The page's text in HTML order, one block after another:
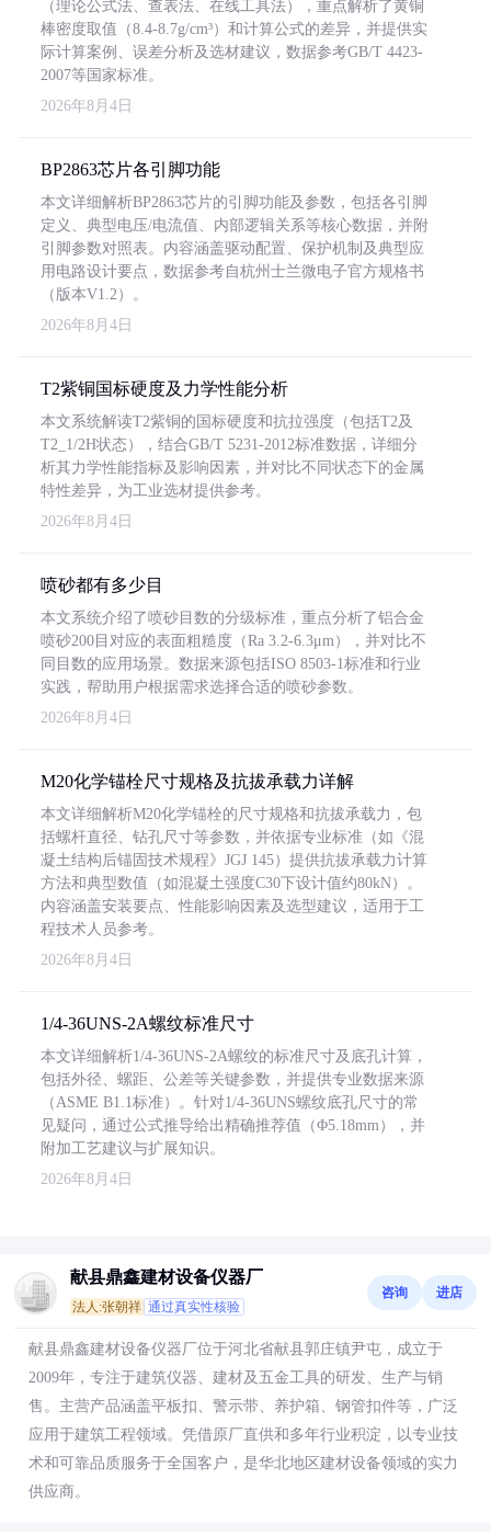
（理论公式法、查表法、在线工具法），重点解析了黄铜
棒密度取值（8.4-8.7g/cm³）和计算公式的差异，并提供实
际计算案例、误差分析及选材建议，数据参考GB/T 4423-
2007等国家标准。
2026年8月4日
BP2863芯片各引脚功能
本文详细解析BP2863芯片的引脚功能及参数，包括各引脚
定义、典型电压/电流值、内部逻辑关系等核心数据，并附
引脚参数对照表。内容涵盖驱动配置、保护机制及典型应
用电路设计要点，数据参考自杭州士兰微电子官方规格书
（版本V1.2）。
2026年8月4日
T2紫铜国标硬度及力学性能分析
本文系统解读T2紫铜的国标硬度和抗拉强度（包括T2及
T2_1/2H状态），结合GB/T 5231-2012标准数据，详细分
析其力学性能指标及影响因素，并对比不同状态下的金属
特性差异，为工业选材提供参考。
2026年8月4日
喷砂都有多少目
本文系统介绍了喷砂目数的分级标准，重点分析了铝合金
喷砂200目对应的表面粗糙度（Ra 3.2-6.3μm），并对比不
同目数的应用场景。数据来源包括ISO 8503-1标准和行业
实践，帮助用户根据需求选择合适的喷砂参数。
2026年8月4日
M20化学锚栓尺寸规格及抗拔承载力详解
本文详细解析M20化学锚栓的尺寸规格和抗拔承载力，包
括螺杆直径、钻孔尺寸等参数，并依据专业标准（如《混
凝土结构后锚固技术规程》JGJ 145）提供抗拔承载力计算
方法和典型数值（如混凝土强度C30下设计值约80kN）。
内容涵盖安装要点、性能影响因素及选型建议，适用于工
程技术人员参考。
2026年8月4日
1/4-36UNS-2A螺纹标准尺寸
本文详细解析1/4-36UNS-2A螺纹的标准尺寸及底孔计算，
包括外径、螺距、公差等关键参数，并提供专业数据来源
（ASME B1.1标准）。针对1/4-36UNS螺纹底孔尺寸的常
见疑问，通过公式推导给出精确推荐值（Φ5.18mm），并
附加工艺建议与扩展知识。
2026年8月4日
献县鼎鑫建材设备仪器厂
法人:张朝祥 通过真实性核验
咨询 进店
献县鼎鑫建材设备仪器厂位于河北省献县郭庄镇尹屯，成立于
2009年，专注于建筑仪器、建材及五金工具的研发、生产与销
售。主营产品涵盖平板扣、警示带、养护箱、钢管扣件等，广泛
应用于建筑工程领域。凭借原厂直供和多年行业积淀，以专业技
术和可靠品质服务于全国客户，是华北地区建材设备领域的实力
供应商。